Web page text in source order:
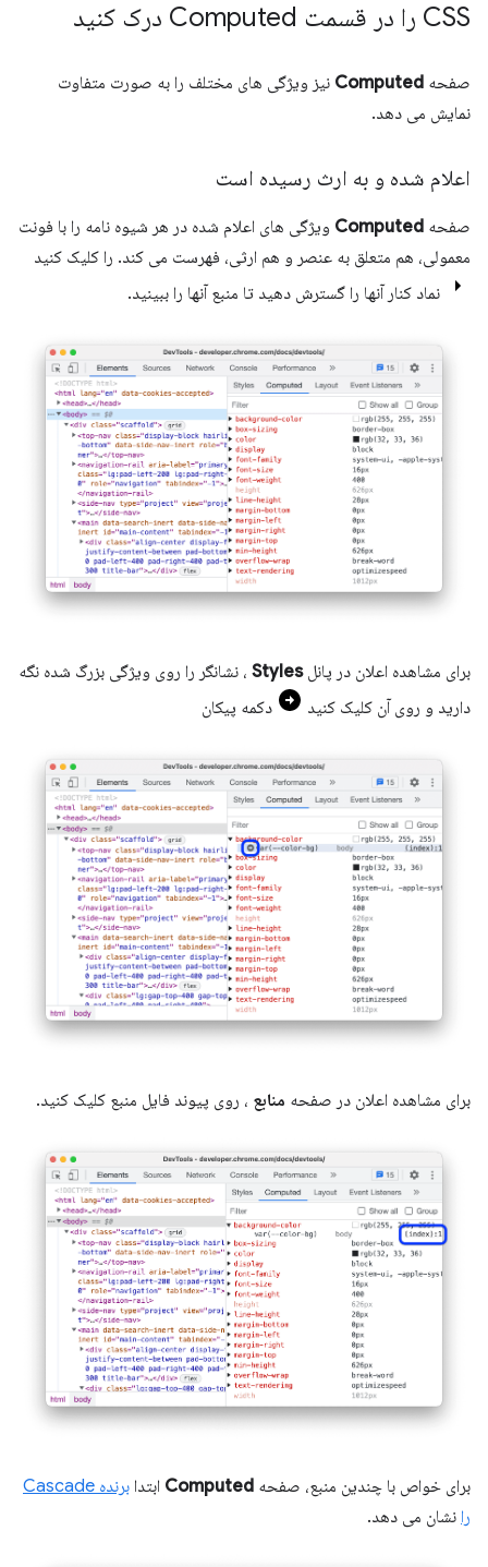
CSS را در قسمت Computed درک کنید
صفحه Computed نیز ویژگی های مختلف را به صورت متفاوت
نمایش می دهد.
اعلام شده و به ارث رسیده است
صفحه Computed ویژگی های اعلام شده در هر شیوه نامه را با فونت
معمولی، هم متعلق به عنصر و هم ارثی، فهرست می کند. را کلیک کنید
نماد کنار آنها را گسترش دهید تا منبع آنها را ببینید.
برای مشاهده اعلان در پانلStyles ، نشانگر را روی ویژگی بزرگ شده نگه
دارید و روی آن کلیک کنید
دکمه پیکان
برای مشاهده اعلان در صفحه منابع ، روی پیوند فایل منبع کلیک کنید.
برای خواص با چندین منبع، صفحه Computed ابتدا
برنده Cascade
را نشان می دهد.